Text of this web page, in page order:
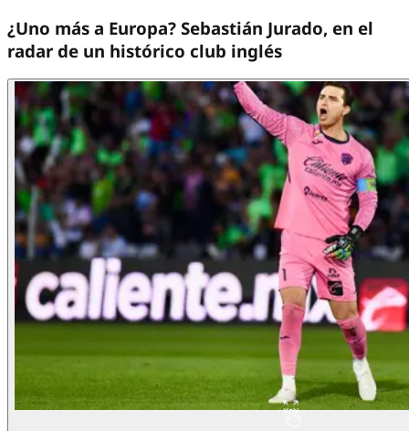
¿Uno más a Europa? Sebastián Jurado, en el
radar de un histórico club inglés